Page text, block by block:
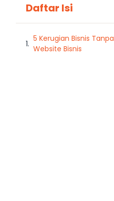
Daftar Isi
5 Kerugian Bisnis Tanpa
Website Bisnis